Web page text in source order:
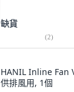
缺貨
(2)
HANIL Inline Fan
供排風用, 1個